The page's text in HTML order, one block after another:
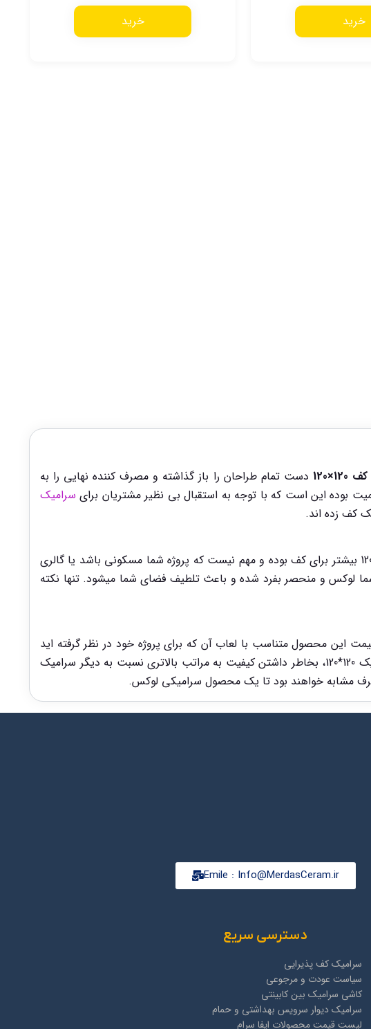
خرید
خرید
دست تمام طراحان را باز گذاشته و مصرف کننده نهایی را به
بوده این است که با توجه به استقبال بی نظیر مشتریان برای سرامیک
کف زده اند.
سایز بزرگ یک محصول لوکس برای پروژه ها محسوب میشوند. کاربرد سرامیک 120*120 بیشتر برای کف بوده و مهم نیست که پروژه شما مسکونی باشد یا گالری
لوکس و منحصر بفرد شده و باعث تلطیف فضای شما میشود. تنها نکته
این محصول متناسب با لعاب آن که برای پروژه خود در نظر گرفته اید
بسیار گران تر است. علت گران بودن قیمت سرامیک 120*120، بخاطر داشتن کیفیت به مراتب بالاتری نسبت به دیگر سرامیک
Emile : Info@MerdasCeram.ir
دسترسی سریع
سرامیک کف پذیرایی
سیاست عودت و مرجوعی
کاشی سرامیک بین کابینتی
سرامیک دیوار سرویس بهداشتی و حمام
لیست قیمت محصولات ایفا سرام